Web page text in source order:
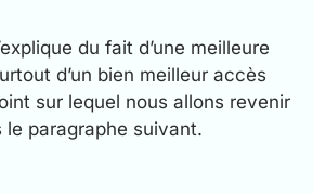
du fait d’une meilleure
d’un bien meilleur accès
sur lequel nous allons revenir
le paragraphe suivant.